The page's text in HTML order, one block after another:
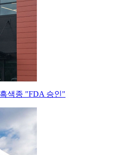
색종 "FDA 승인"